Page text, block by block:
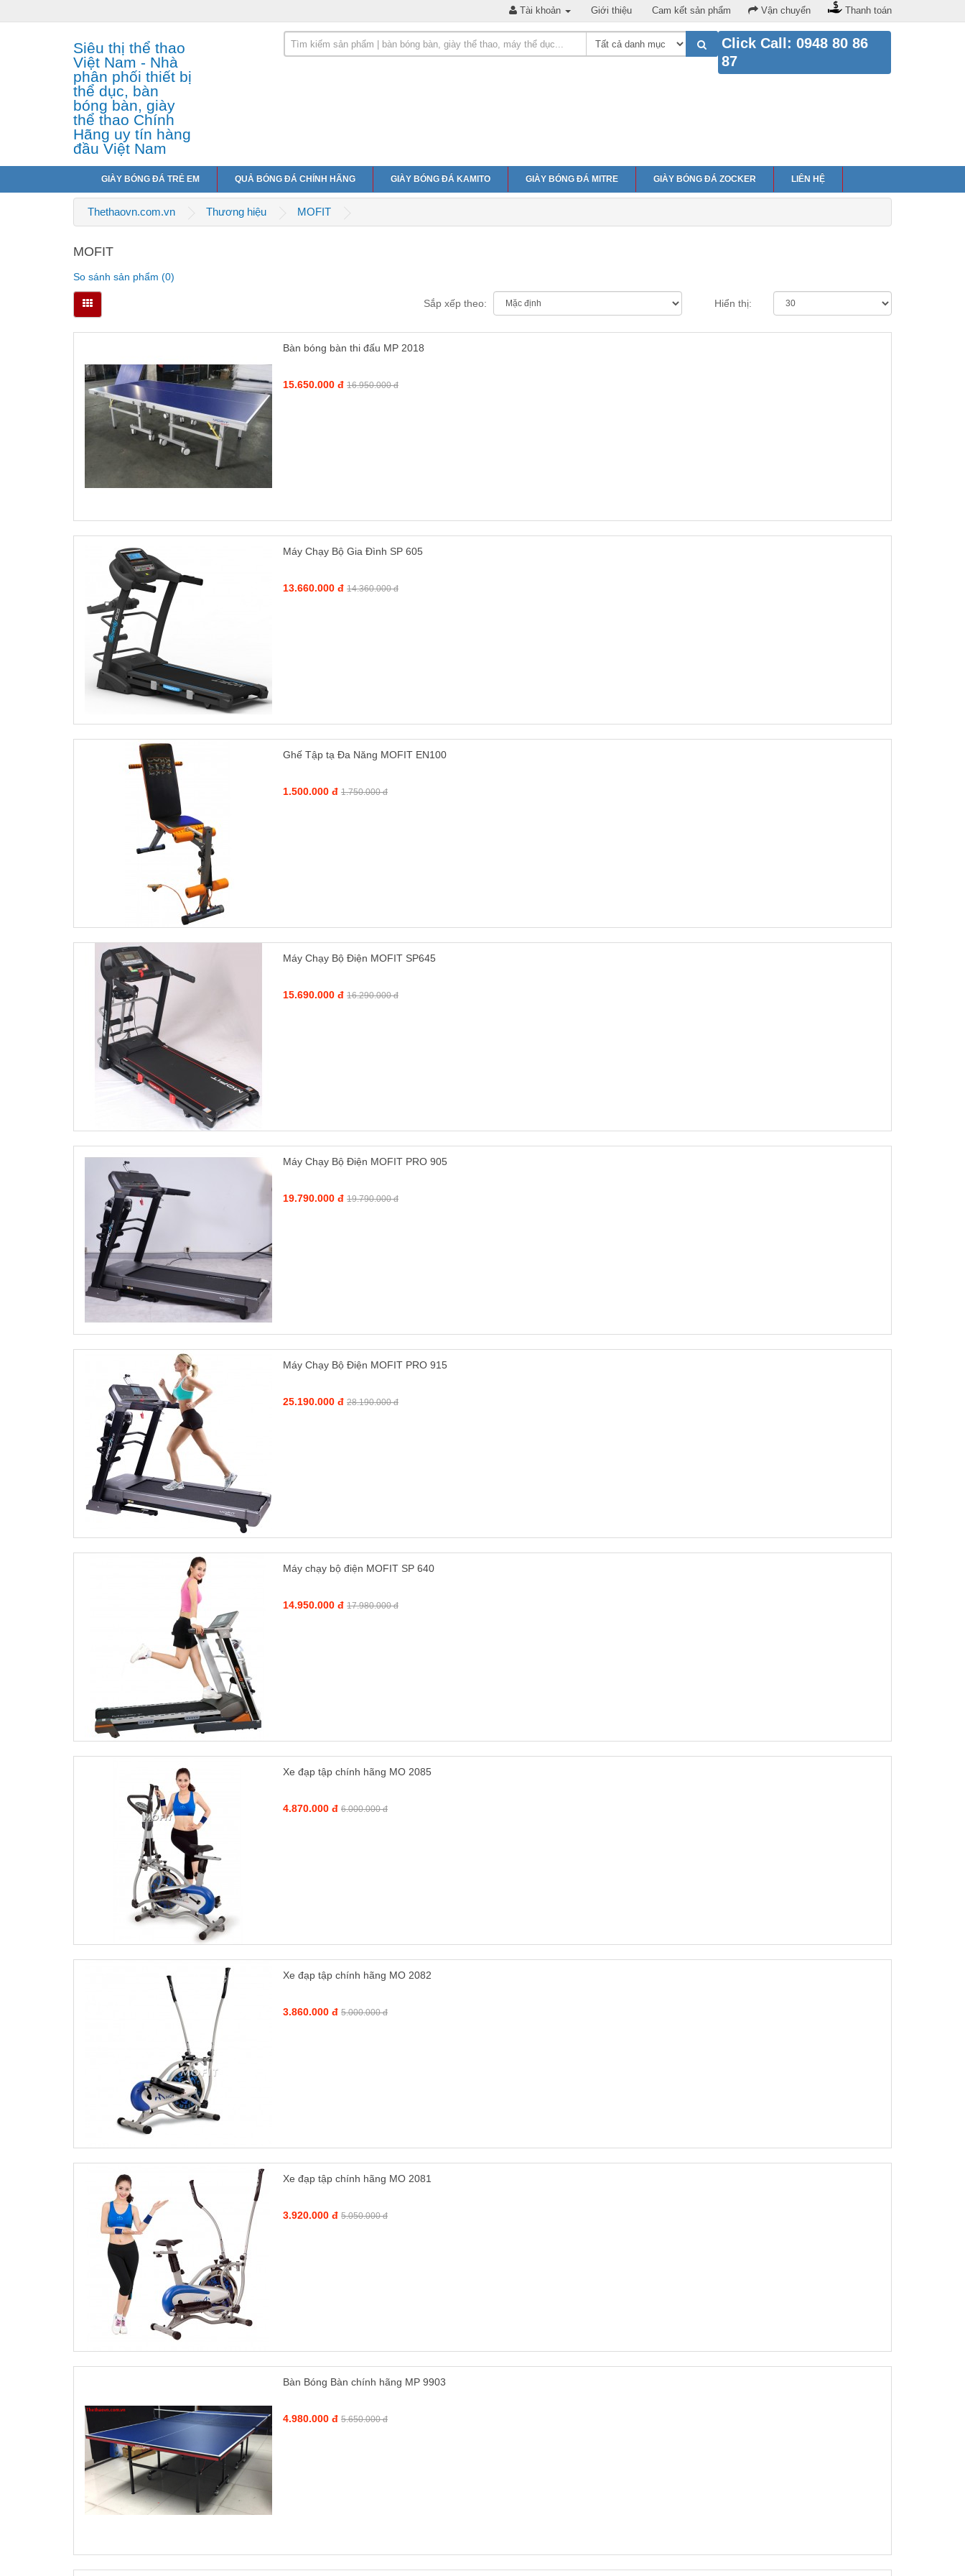
Tài khoản Giới thiệu Cam kết sản phẩm Vận chuyển Thanh toán
Siêu thị thể thao
Việt Nam - Nhà
phân phối thiết bị
thể dục, bàn
bóng bàn, giày
thể thao Chính
Hãng uy tín hàng
đầu Việt Nam
Click Call: 0948 80 86
87
GIÀY BÓNG ĐÁ TRẺ EM QUẢ BÓNG ĐÁ CHÍNH HÃNG GIÀY BÓNG ĐÁ KAMITO GIÀY BÓNG ĐÁ MITRE GIÀY BÓNG ĐÁ ZOCKER LIÊN HỆ
Thethaovn.com.vn Thương hiệu MOFIT
MOFIT
So sánh sản phẩm (0)
Sắp xếp theo: Hiển thị:
Bàn bóng bàn thi đấu MP 2018
15.650.000 đ 16.950.000 đ
Máy Chạy Bộ Gia Đình SP 605
13.660.000 đ 14.360.000 đ
Ghế Tập tạ Đa Năng MOFIT EN100
1.500.000 đ 1.750.000 đ
Máy Chạy Bộ Điện MOFIT SP645
15.690.000 đ 16.290.000 đ
Máy Chạy Bộ Điện MOFIT PRO 905
19.790.000 đ 19.790.000 đ
Máy Chạy Bộ Điện MOFIT PRO 915
25.190.000 đ 28.190.000 đ
Máy chạy bộ điện MOFIT SP 640
14.950.000 đ 17.980.000 đ
Xe đạp tập chính hãng MO 2085
4.870.000 đ 6.000.000 đ
Xe đạp tập chính hãng MO 2082
3.860.000 đ 5.000.000 đ
Xe đạp tập chính hãng MO 2081
3.920.000 đ 5.050.000 đ
Bàn Bóng Bàn chính hãng MP 9903
4.980.000 đ 5.650.000 đ